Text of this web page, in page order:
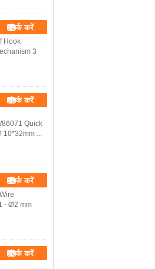
संपर्क करें
Hook
3
संपर्क करें
Quick
10*32mm ...
संपर्क करें
- ∅2 mm
संपर्क करें